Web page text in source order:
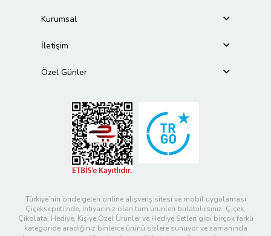
Kurumsal
İletişim
Özel Günler
Türkiye’nin önde gelen online alışveriş sitesi ve mobil uygulaması
Çiçeksepeti’nde, ihtiyacınız olan tüm ürünleri bulabilirsiniz. Çiçek,
Çikolata, Hediye, Kişiye Özel Ürünler ve Hediye Setleri gibi birçok farklı
kategoride aradığınız binlerce ürünü sizlere sunuyor ve zamanında